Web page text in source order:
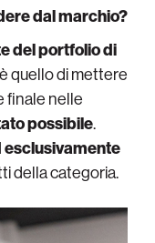
dal marchio?
del portfolio di
quello di mettere
finale nelle
possibile.
esclusivamente
della categoria.